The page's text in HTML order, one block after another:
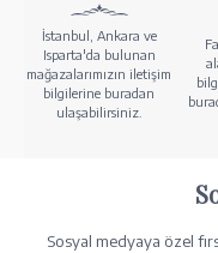
İstanbul, Ankara ve
Isparta'da bulunan
mağazalarımızın iletişim
bilgilerine buradan
ulaşabilirsiniz.
Sosyal medyaya özel